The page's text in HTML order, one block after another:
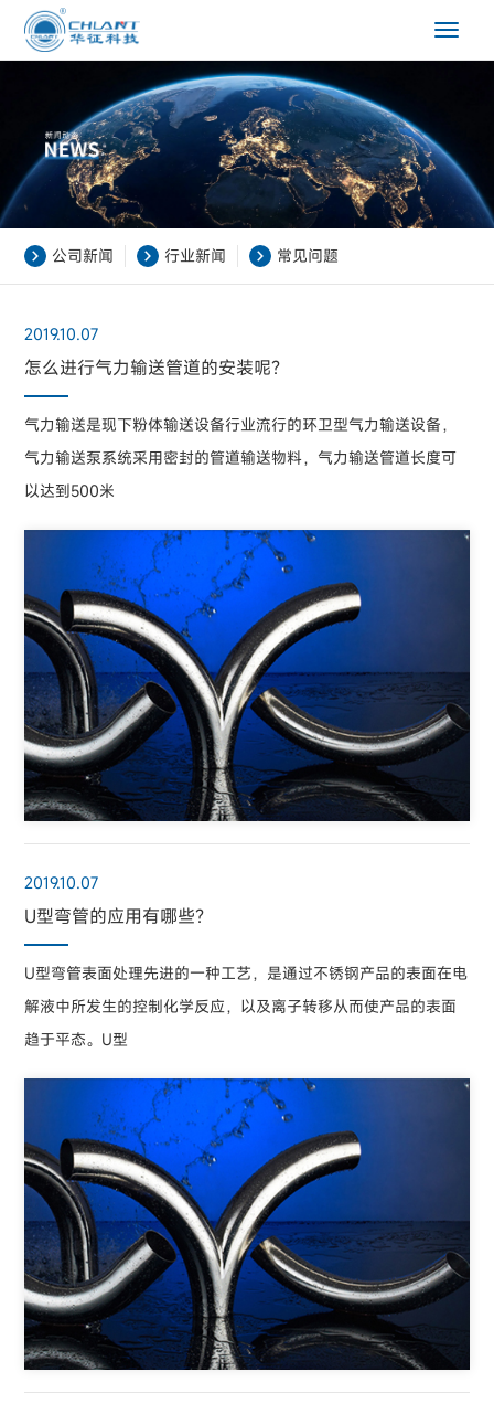
Toggle
公司新闻 行业新闻 常见问题
2019.10.07
怎么进行气力输送管道的安装呢？
气力输送是现下粉体输送设备行业流行的环卫型气力输送设备，
气力输送泵系统采用密封的管道输送物料，气力输送管道长度可
以达到500米
2019.10.07
U型弯管的应用有哪些？
U型弯管表面处理先进的一种工艺，是通过不锈钢产品的表面在电
解液中所发生的控制化学反应，以及离子转移从而使产品的表面
趋于平态。U型